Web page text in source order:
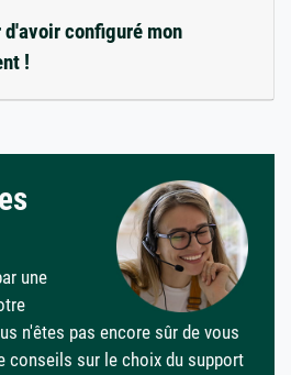
configuré mon
!
une
n'êtes pas encore sûr de vous
conseils sur le choix du support